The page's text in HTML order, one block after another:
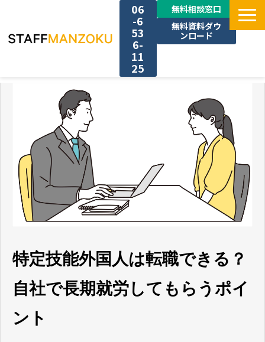
06
-6
53
6-
11
25
無料相談窓口
無料資料ダウ
ンロード
選ばれる理由
料金
採用事例
お役立ち情報
無料相談窓口
特定技能外国人は転職できる？
自社で長期就労してもらうポイ
ント